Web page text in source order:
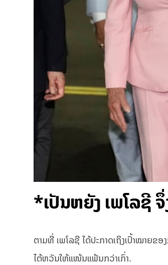
*ເປັນຫຍັງ ເພໂລຊີ
ຕາມທີ່ ເພໂລຊີ ໄດ້ປະກາດເຖິງເປົ້າໝາຍ
ໄຕ້ຫວັນໃຫ້ແໜ້ນແຟ້ນກວ່າເກົ່າ.